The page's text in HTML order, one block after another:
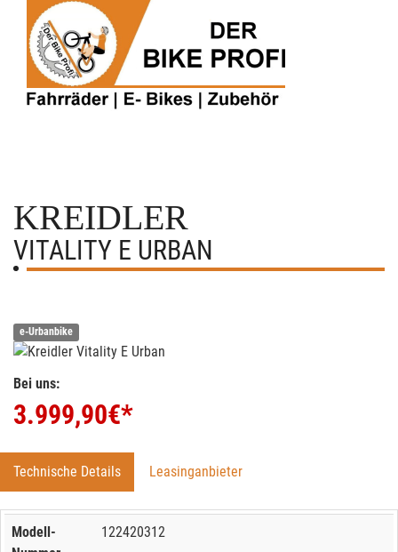
KREIDLER
VITALITY E URBAN
e-Urbanbike
Bei uns:
3.999,90€*
Technische Details Leasinganbieter
Modell-
122420312